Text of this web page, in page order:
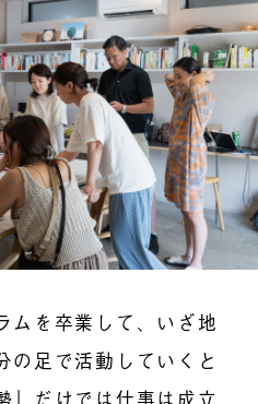
ムを卒業して、いざ地
の足で活動していくと
」だけでは仕事は成立